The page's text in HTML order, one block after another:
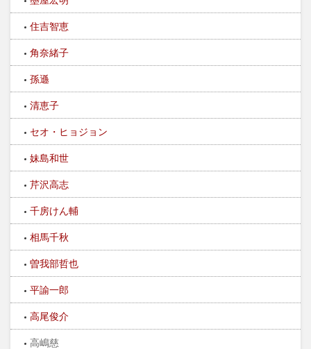
住吉智恵
角奈緒子
孫遜
清恵子
セオ・ヒョジョン
妹島和世
芹沢高志
千房けん輔
相馬千秋
曽我部哲也
平諭一郎
高尾俊介
高嶋慈